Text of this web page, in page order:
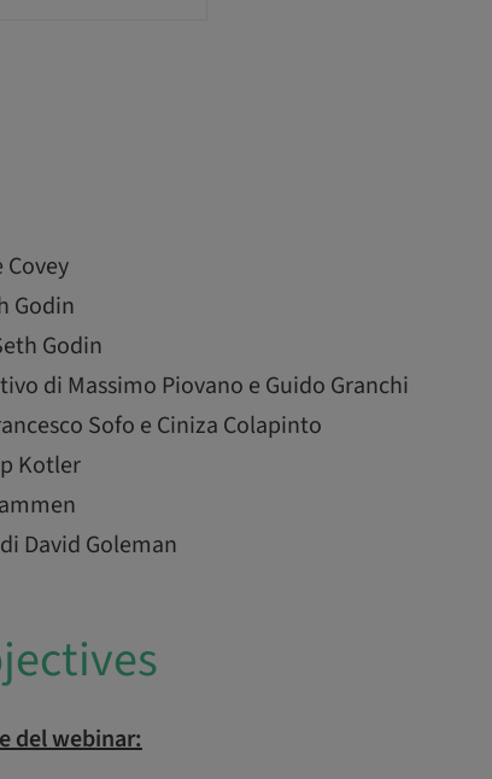
Godin
Godin
di Massimo Piovano e Guido Granchi
Sofo e Ciniza Colapinto
Kotler
David Goleman
del webinar: